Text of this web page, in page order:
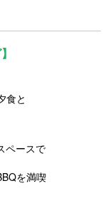
食と
ペースで
を満喫